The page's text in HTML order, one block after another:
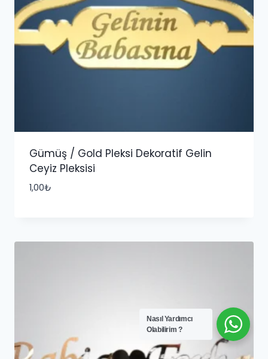
Gümüş / Gold Pleksi Dekoratif Gelin
Ceyiz Pleksisi
1,00₺
Nasıl Yardımcı
Olabilirim ?